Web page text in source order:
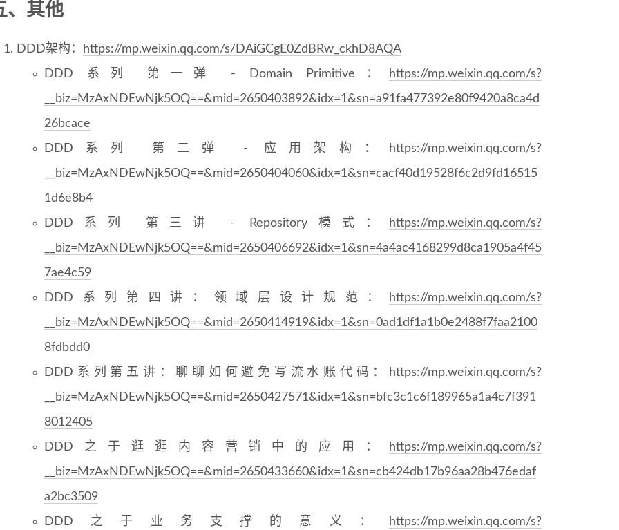
、其他
DDD架构：
https://mp.weixin.qq.com/s/DAiGCgE0ZdBRw_ckhD8AQA
DDD 系列 第一弹 - Domain Primitive：
https://mp.weixin.qq.com/s?
__biz=MzAxNDEwNjk5OQ==&mid=2650403892&idx=1&sn=a91fa477392e80f9420a8ca4d
26bcace
DDD系列 第二弹 - 应用架构：
https://mp.weixin.qq.com/s?
__biz=MzAxNDEwNjk5OQ==&mid=2650404060&idx=1&sn=cacf40d19528f6c2d9fd16515
1d6e8b4
DDD系列 第三讲 - Repository模式：
https://mp.weixin.qq.com/s?
__biz=MzAxNDEwNjk5OQ==&mid=2650406692&idx=1&sn=4a4ac4168299d8ca1905a4f45
7ae4c59
DDD系列第四讲：领域层设计规范：
https://mp.weixin.qq.com/s?
__biz=MzAxNDEwNjk5OQ==&mid=2650414919&idx=1&sn=0ad1df1a1b0e2488f7faa2100
8fdbdd0
DDD系列第五讲：聊聊如何避免写流水账代码：
https://mp.weixin.qq.com/s?
__biz=MzAxNDEwNjk5OQ==&mid=2650427571&idx=1&sn=bfc3c1c6f189965a1a4c7f391
8012405
DDD之于逛逛内容营销中的应用：
https://mp.weixin.qq.com/s?
__biz=MzAxNDEwNjk5OQ==&mid=2650433660&idx=1&sn=cb424db17b96aa28b476edaf
a2bc3509
DDD之于业务支撑的意义：
https://mp.weixin.qq.com/s?